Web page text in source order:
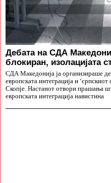
Дебата на СДА
блокиран, изолацијата
СДА Македонија ја организираше
европската интеграција и
Скопје. Настанот отвори прашања
европската интеграција навистина